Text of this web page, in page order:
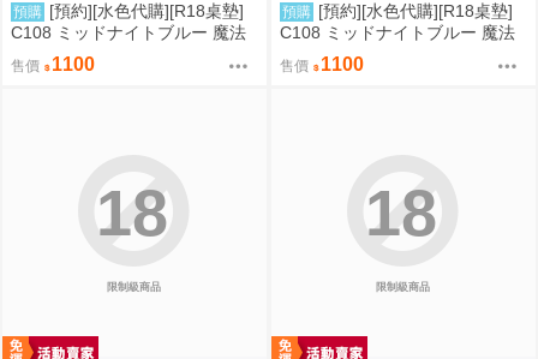
預購 [預約][水色代購][R18桌墊]
C108 ミッドナイトブルー 魔法
少女 伊莉雅&克洛伊&美遊 翹臀
售價 1100
預購 [預約][水色代購][R18桌墊]
C108 ミッドナイトブルー 魔法
少女 伊莉雅&克洛伊&美遊 背後
位
售價 1100
限制級商品
18
限制級商品
18